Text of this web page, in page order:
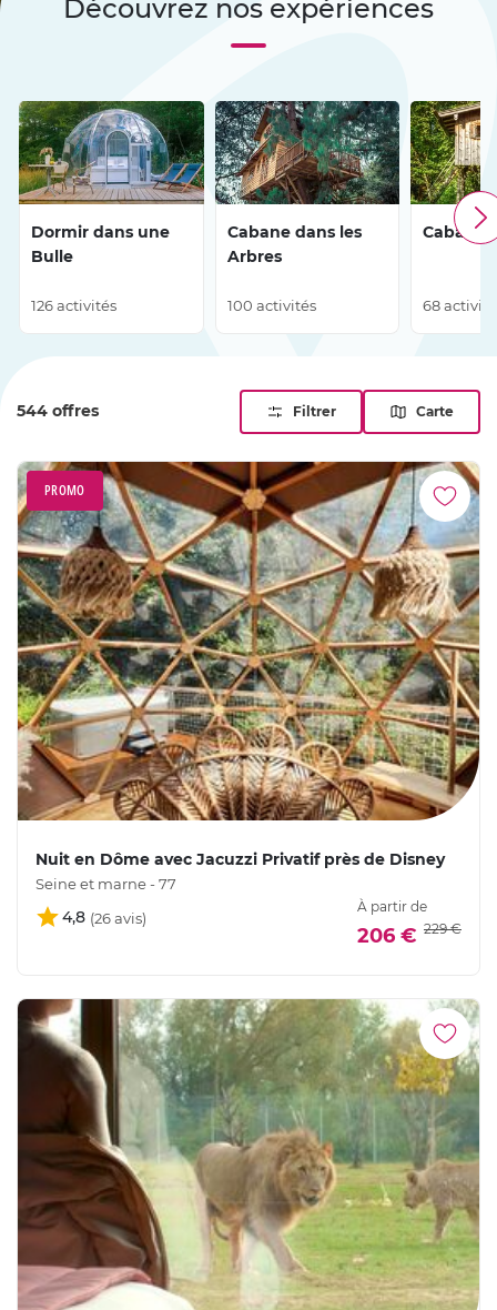
pour des moments inoubliables et ressourçants.
Découvrez nos expériences
Dormir dans une
Bulle
126 activités
Cabane dans les
Arbres
100 activités
Cabane
68
544 offres Filtrer Carte
PROMO
Nuit en Dôme avec Jacuzzi Privatif près de Disney
Seine et marne - 77
4,8
À partir de
206 € 229 €